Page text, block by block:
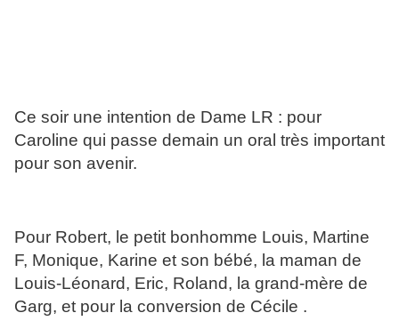
Ce soir une intention de Dame LR : pour
Caroline qui passe demain un oral très important
pour son avenir.
Pour Robert, le petit bonhomme Louis, Martine
F, Monique, Karine et son bébé, la maman de
Louis-Léonard, Eric, Roland, la grand-mère de
Garg, et pour la conversion de Cécile .